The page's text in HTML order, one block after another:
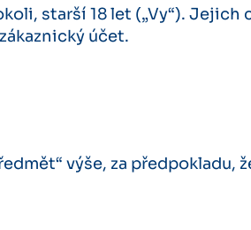
starší 18 let („Vy“). Jejich
účet.
výše, za předpokladu,